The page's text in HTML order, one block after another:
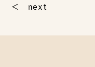
next